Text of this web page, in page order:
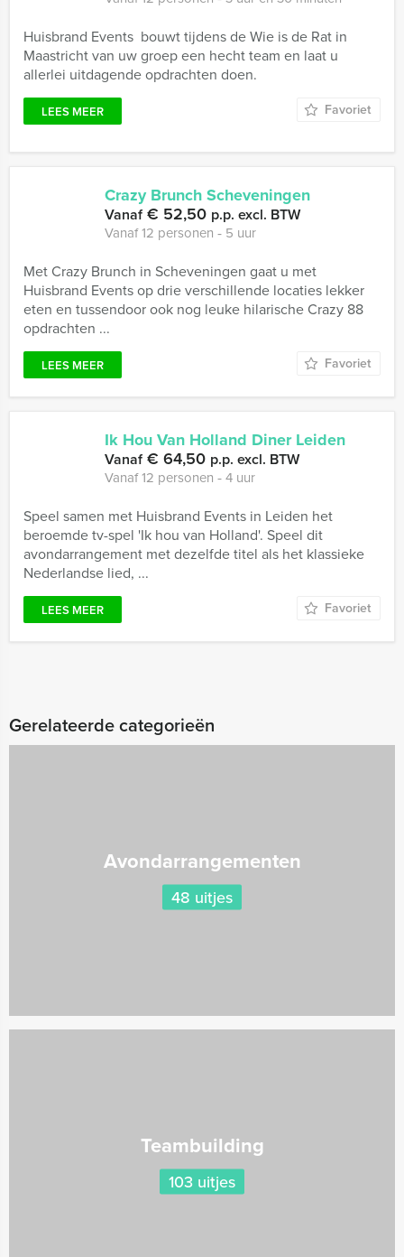
Huisbrand Events bouwt tijdens de Wie is de Rat in
Maastricht van uw groep een hecht team en laat u
allerlei uitdagende opdrachten doen.
LEES MEER Favoriet
Crazy Brunch Scheveningen
Vanaf€ 52,50 p.p. excl. BTW
Vanaf 12 personen ‐ 5 uur
Met Crazy Brunch in Scheveningen gaat u met
Huisbrand Events op drie verschillende locaties lekker
eten en tussendoor ook nog leuke hilarische Crazy 88
opdrachten ...
LEES MEER Favoriet
Ik Hou Van Holland Diner Leiden
Vanaf€ 64,50 p.p. excl. BTW
Vanaf 12 personen ‐ 4 uur
Speel samen met Huisbrand Events in Leiden het
beroemde tv-spel 'Ik hou van Holland'. Speel dit
avondarrangement met dezelfde titel als het klassieke
Nederlandse lied, ...
LEES MEER Favoriet
Gerelateerde categorieën
Avondarrangementen
48 uitjes
Teambuilding
103 uitjes